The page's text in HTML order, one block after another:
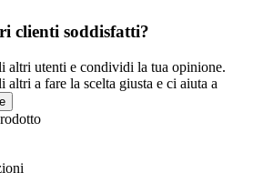
clienti soddisfatti?
altri utenti e condividi la tua opinione.
altri a fare la scelta giusta e ci aiuta a